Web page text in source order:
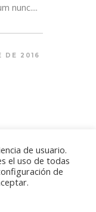
nunc....
DE 2016
Campipllo
de usuario.
el uso de todas
de